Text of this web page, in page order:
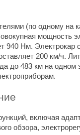
(по одному на
мощность
Нм. Электрокар
200 км/ч.
до 483 км на одном
включая
обзора,